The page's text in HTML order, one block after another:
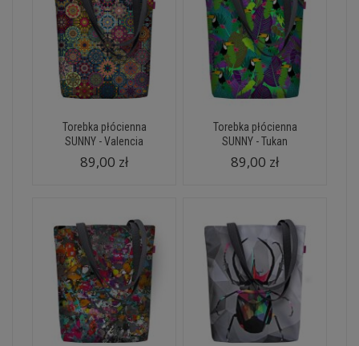
Torebka płócienna
SUNNY - Valencia
89,00 zł
Torebka płócienna
SUNNY - Tukan
89,00 zł